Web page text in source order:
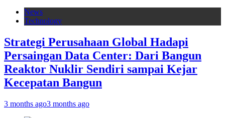
News
Technology
Strategi Perusahaan Global Hadapi
Persaingan Data Center: Dari Bangun
Reaktor Nuklir Sendiri sampai Kejar
Kecepatan Bangun
3 months ago3 months ago